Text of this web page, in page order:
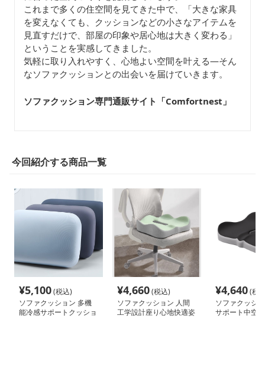
これまで多くの住空間を見てきた中で、「大きな家具
を変えなくても、クッションなどの小さなアイテムを
見直すだけで、部屋の印象や居心地は大きく変わる」
ということを実感してきました。
気軽に取り入れやすく、心地よい空間を叶える—そん
なソファクッションとの出会いを届けていきます。
ソファクッション専門通販サイト「Comfortnest 」
今回紹介する商品一覧
¥5,100(税込)
ソファクッション 多機
能冷感サポートクッショ
¥4,660(税込)
ソファクッション 人間
工学設計座り心地快適姿
¥4,640(税
ソファクッシ
サポート中空